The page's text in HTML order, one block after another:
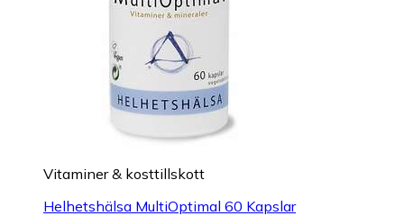
Vitaminer & kosttillskott
Helhetshälsa MultiOptimal 60 Kapslar